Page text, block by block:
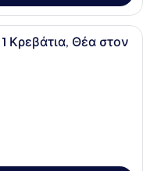
ξενοδοχείου με ένα
Κρεβάτια, Θέα στον